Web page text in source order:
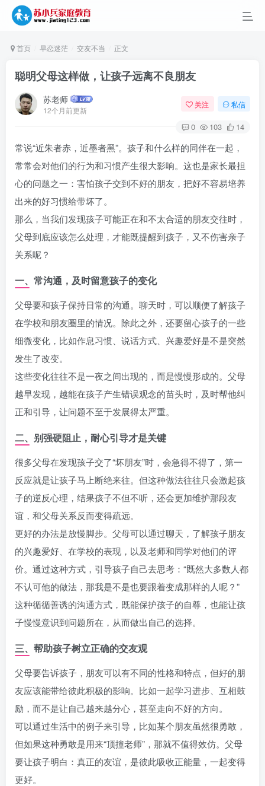
首页 早恋迷茫 交友不当 正文
聪明父母这样做，让孩子远离不良朋友
苏老师
12个月前更新
关注 私信
0 103 14
常说“近朱者赤，近墨者黑”。孩子和什么样的同伴在一起，
常常会对他们的行为和习惯产生很大影响。这也是家长最担
心的问题之一：害怕孩子交到不好的朋友，把好不容易培养
出来的好习惯给带坏了。
那么，当我们发现孩子可能正在和不太合适的朋友交往时，
父母到底应该怎么处理，才能既提醒到孩子，又不伤害亲子
关系呢？
一、常沟通，及时留意孩子的变化
父母要和孩子保持日常的沟通。聊天时，可以顺便了解孩子
在学校和朋友圈里的情况。除此之外，还要留心孩子的一些
细微变化，比如作息习惯、说话方式、兴趣爱好是不是突然
发生了改变。
这些变化往往不是一夜之间出现的，而是慢慢形成的。父母
越早发现，越能在孩子产生错误观念的苗头时，及时帮他纠
正和引导，让问题不至于发展得太严重。
二、别强硬阻止，耐心引导才是关键
很多父母在发现孩子交了“坏朋友”时，会急得不得了，第一
反应就是让孩子马上断绝来往。但这种做法往往只会激起孩
子的逆反心理，结果孩子不但不听，还会更加维护那段友
谊，和父母关系反而变得疏远。
更好的办法是放慢脚步。父母可以通过聊天，了解孩子朋友
的兴趣爱好、在学校的表现，以及老师和同学对他们的评
价。通过这种方式，引导孩子自己去思考：“既然大多数人都
不认可他的做法，那我是不是也要跟着变成那样的人呢？”
这种循循善诱的沟通方式，既能保护孩子的自尊，也能让孩
子慢慢意识到问题所在，从而做出自己的选择。
三、帮助孩子树立正确的交友观
父母要告诉孩子，朋友可以有不同的性格和特点，但好的朋
友应该能带给彼此积极的影响。比如一起学习进步、互相鼓
励，而不是让自己越来越分心，甚至走向不好的方向。
可以通过生活中的例子来引导，比如某个朋友虽然很勇敢，
但如果这种勇敢是用来“顶撞老师”，那就不值得效仿。父母
要让孩子明白：真正的友谊，是彼此吸收正能量，一起变得
更好。